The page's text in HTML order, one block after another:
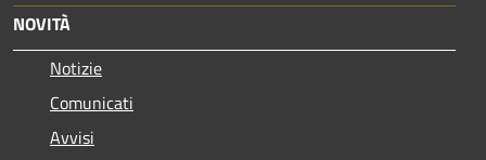
NOVITÀ
Notizie
Comunicati
Avvisi